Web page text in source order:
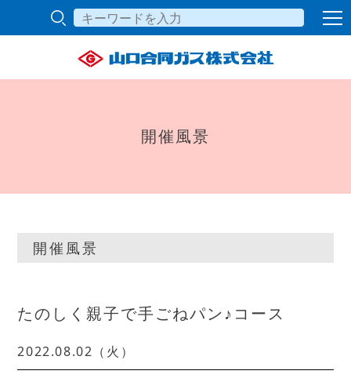
開催風景
開催風景
たのしく親子で手ごねパン♪コース
2022.08.02（火）